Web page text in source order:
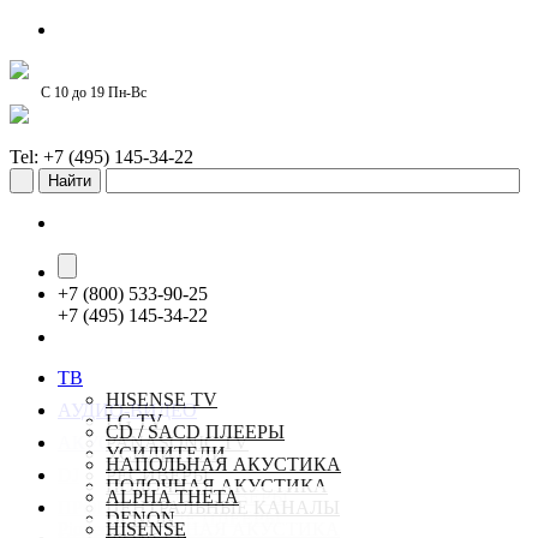
С 10 до 19 Пн-Вс
Tel: +7 (495) 145-34-22
+7 (800) 533-90-25
+7 (495) 145-34-22
ТВ
HISENSE TV
LG TV
PANASONIC TV
SAMSUNG TV
SONY TV
TCL TV
Pioneer-online.ru
АУДИО-ВИДЕО
CD / SACD ПЛЕЕРЫ
УСИЛИТЕЛИ
РЕСИВЕРЫ
СТЕРЕО РЕСИВЕРЫ
СЕТЕВЫЕ ПЛЕЕРЫ
АКУСТИКА
НАПОЛЬНАЯ АКУСТИКА
ПОЛОЧНАЯ АКУСТИКА
ЦЕНТРАЛЬНЫЕ КАНАЛЫ
НАСТЕННАЯ АКУСТИКА
ALPHA THETA
DENON
ПРОЕКТОРЫ
HISENSE